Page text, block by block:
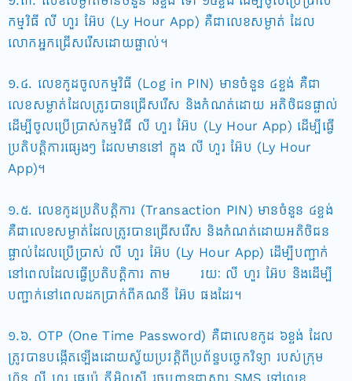
កម្មវិធី លី ហួរ អ៊ែប (Ly Hour App) គឺជាលេខសម្ងាត់ ដែល
លោកអ្នកជ្រើសរើសដោយផ្ទាល់។
១.៤. លេខកូដចូលកម្មវិធី (Log in PIN) មានចំនួន ៤ខ្ទង់ គឺជា
លេខសម្ងាត់ដែលត្រូវបានជ្រើសរើស និងកំណត់ដោយ អតិថិជនផ្ទាល់
ដើម្បីចូលប្រើប្រាស់កម្មវិធី លី ហួរ អ៊ែប (Ly Hour App) ដើម្បីធ្វើ
ប្រតិបត្តិការផ្សេងៗ ដែលមាននៅ ក្នុង លី ហួរ អ៊ែប (Ly Hour
App)។
១.៥. លេខកូដប្រតិបត្តិការ (Transaction PIN) មានចំនួន ៤ខ្ទង់
គឺជាលេខសម្ងាត់ដែលត្រូវបានជ្រើសរើស និងកំណត់ដោយអតិថិជន
ផ្ទាល់ដែលប្រើប្រាស់ លី ហួរ អ៊ែប (Ly Hour App) ដើម្បីបញ្ជាក់
នៅពេលដែលធ្វើប្រតិបត្តិការ តាម រយៈ លី ហួរ អ៊ែប និងដើម្បី
បញ្ជាក់នៅពេលដកប្រាក់ពីគណនី អ៊ែប ផងដែរ។
១.៦. OTP (One Time Password) គឺជាលេខកូដ ៦ខ្ទង់ ដែល
ត្រូវបានបង្កើតឡើងដោយស្វ័យប្រវត្តិពីប្រព័ន្ធបច្ចេកវិទ្យា របស់ក្រុម
ហ៊ុន លី ហួរ ផេប្រ៉ូ ភីអិលស៊ី រួចបញ្ជូនជាសារ SMS ទៅលេខ